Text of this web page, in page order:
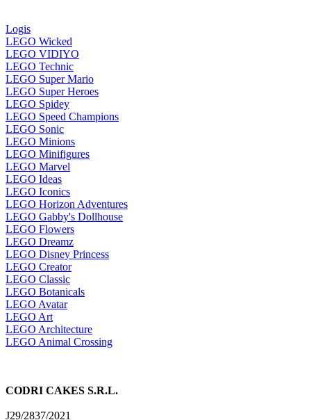
Logis
LEGO Wicked
LEGO VIDIYO
LEGO Technic
LEGO Super Mario
LEGO Super Heroes
LEGO Spidey
LEGO Speed Champions
LEGO Sonic
LEGO Minions
LEGO Minifigures
LEGO Marvel
LEGO Ideas
LEGO Iconics
LEGO Horizon Adventures
LEGO Gabby's Dollhouse
LEGO Flowers
LEGO Dreamz
LEGO Disney Princess
LEGO Creator
LEGO Classic
LEGO Botanicals
LEGO Avatar
LEGO Art
LEGO Architecture
LEGO Animal Crossing
CODRI CAKES S.R.L.
J29/2837/2021